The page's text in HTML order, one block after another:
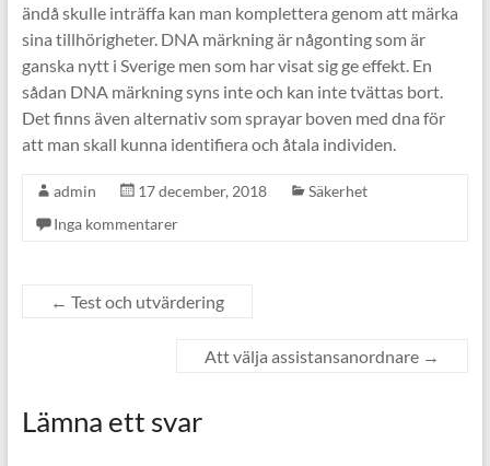
ändå skulle inträffa kan man komplettera genom att märka
sina tillhörigheter. DNA märkning är någonting som är
ganska nytt i Sverige men som har visat sig ge effekt. En
sådan DNA märkning syns inte och kan inte tvättas bort.
Det finns även alternativ som sprayar boven med dna för
att man skall kunna identifiera och åtala individen.
admin 17 december, 2018
Säkerhet
Inga kommentarer
← Test och utvärdering
Att välja assistansanordnare →
Lämna ett svar